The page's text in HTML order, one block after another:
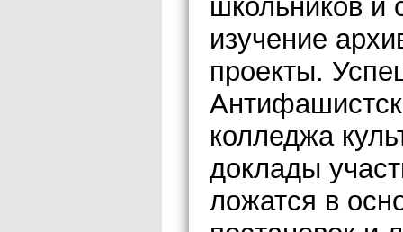
школьников и
изучение
проекты.
колледжа
доклады
ложатся в